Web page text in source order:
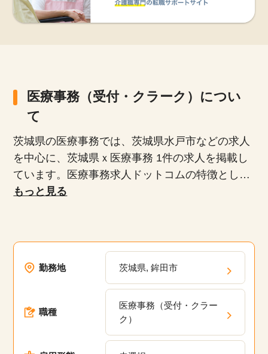
医療事務（受付・クラーク）につい
て
茨城県の医療事務では、茨城県水戸市などの求人
を中心に、茨城県ｘ医療事務 1件の求人を掲載し
ています。医療事務求人ドットコムの特徴とし
て、正社員、派遣社員、扶養内パート、時短勤務
介します。未経験者や無資格者、ブランクがある
代、50代といった幅広い年齢層が活躍している職
場の求人が多数あります。弊社の派遣・委託現場
においてスキルアップのための研修プログラム
や、キャリアパスの相談、定期的なフィードバッ
クを通じて、あなたのキャリアアップを支援しま
もっと見る
勤務地 茨城県, 鉾田市
職種
医療事務（受付・クラー
ク）